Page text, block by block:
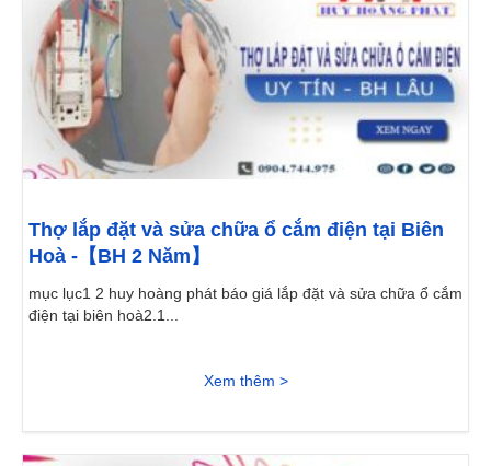
Thợ lắp đặt và sửa chữa ổ cắm điện tại Biên
Hoà -【BH 2 Năm】
mục lục1 2 huy hoàng phát báo giá lắp đặt và sửa chữa ổ cắm
điện tại biên hoà2.1...
Xem thêm >